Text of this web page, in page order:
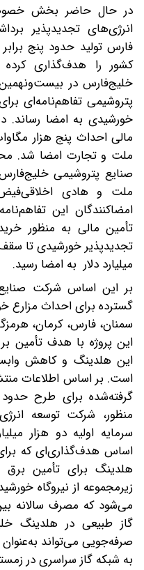
در حال حاضر بخش
انرژی‌های تجدیدپذیر
فارس تولید حدود پنج
کشور را هدف‌گذاری
خلیج‌فارس در بیست‌ونهمین
پتروشیمی تفاهم‌نامه‌ای
خورشیدی به امضا رساند.
مالی احداث پنج هزار
ملت و تجارت امضا شد.
صنایع پتروشیمی
ملت و هادی
امضاکنندگان این
تأمین مالی به ‌منظور
تجدیدپذیر خورشیدی تا
میلیارد دلار به امضا رسید.
بر این اساس شرکت
گسترده برای احداث مزارع
سمنان، فارس، کرمان،
این پروژه با هدف تأمین
این هلدینگ و کاهش
است. بر اساس اطلاعات
گرفته‌شده برای طرح حدود
منظور، شرکت توسعه
سرمایه اولیه دو هزار
اساس هدف‌گذاری‌ای که
هلدینگ برای تأمین برق
زیرمجموعه از نیروگاه
می‌شود که مصرف سالانه
گاز طبیعی در هلدینگ
صرفه‌جویی می‌تواند
به شبکه گاز سراسری در